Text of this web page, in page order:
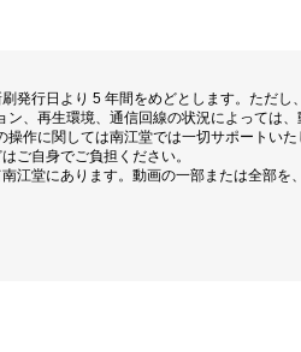
発行日より 5 年間をめどとします。ただ
ン、再生環境、通信回線の状況によっては
操作に関しては南江堂では一切サポートいた
ご自身でご負担ください。
江堂にあります。動画の一部または全部